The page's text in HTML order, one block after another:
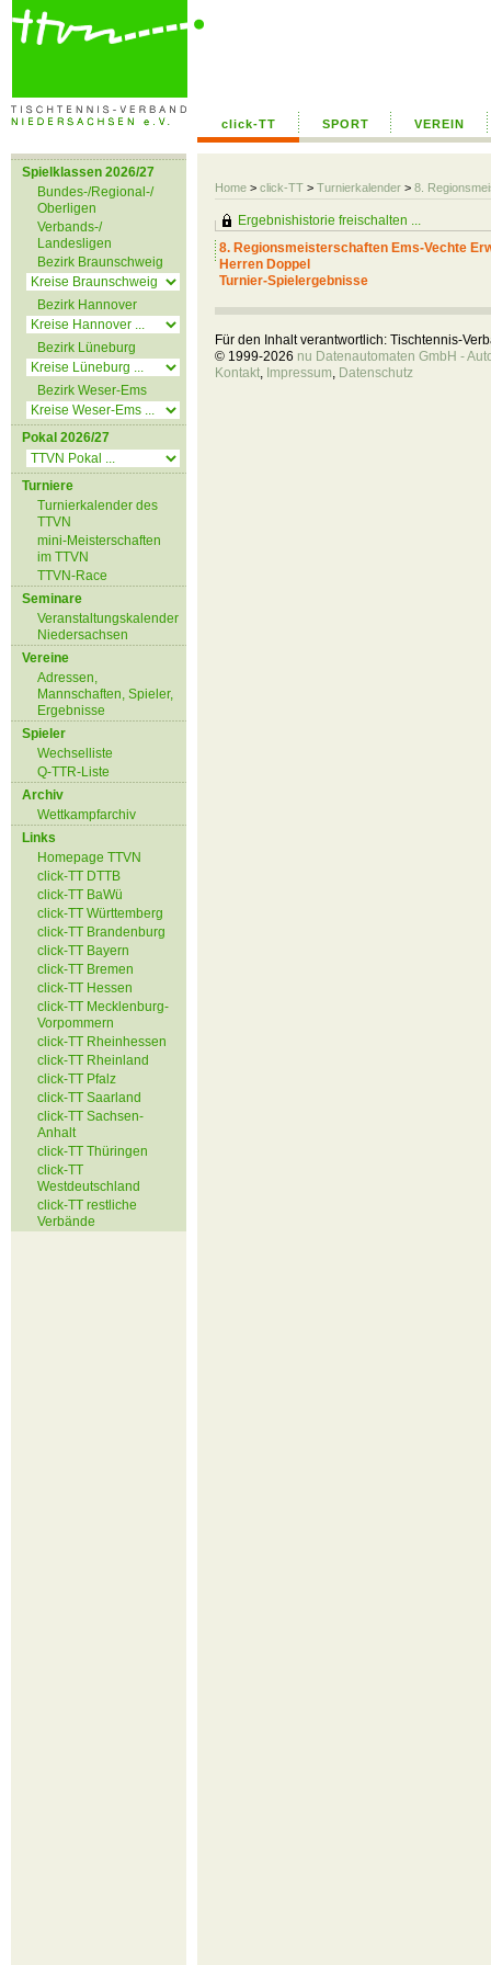
click-TT SPORT VEREIN
Home > click-TT > Turnierkalender > 8.
Spielklassen 2026/27
Bundes-/Regional-/
Oberligen
Verbands-/
Landesligen
Bezirk Braunschweig
Bezirk Hannover
Bezirk Lüneburg
Bezirk Weser-Ems
Pokal 2026/27
Turniere
Turnierkalender des
TTVN
mini-Meisterschaften
im TTVN
TTVN-Race
Seminare
Veranstaltungskalender
Niedersachsen
Vereine
Adressen,
Mannschaften, Spieler,
Ergebnisse
Spieler
Wechselliste
Q-TTR-Liste
Archiv
Wettkampfarchiv
Links
Homepage TTVN
click-TT DTTB
click-TT BaWü
click-TT Württemberg
click-TT Brandenburg
click-TT Bayern
click-TT Bremen
click-TT Hessen
click-TT Mecklenburg-
Vorpommern
click-TT Rheinhessen
click-TT Rheinland
click-TT Pfalz
click-TT Saarland
click-TT Sachsen-
Anhalt
click-TT Thüringen
click-TT
Westdeutschland
click-TT restliche
Verbände
Ergebnishistorie freischalten ...
8. Regionsmeisterschaften Ems-Vechte
Herren Doppel
Turnier-Spielergebnisse
Für den Inhalt verantwortlich: Tischtennis-
© 1999-2026 nu Datenautomaten GmbH -
Kontakt, Impressum, Datenschutz